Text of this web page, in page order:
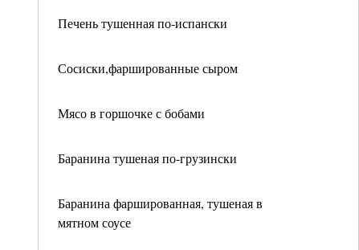
Печень тушенная по-испански
Сосиски,фаршированные сыром
Мясо в горшочке с бобами
Баранина тушеная по-грузински
Баранина фаршированная, тушеная в
мятном соусе